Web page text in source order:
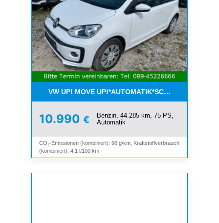
VW UP! MOVE
10.990 €
Benzin, 44.285 km, 75 PS,
Automatik
CO₂-Emissionen (kombiniert): 96 g/km, Kraftstoffverbrauch
(kombiniert): 4,1 l/100 km